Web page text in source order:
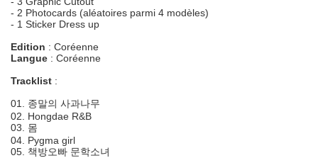
- 2 Photocards (aléatoires parmi 4 modèles)
- 1 Sticker Dress up
Edition : Coréenne
Langue : Coréenne
Tracklist :
01. 종말의 사과나무
02. Hongdae R&B
03. 몸
04. Pygma girl
05. 책방오빠 문학소녀